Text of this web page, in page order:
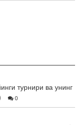
турнири ва унинг
0